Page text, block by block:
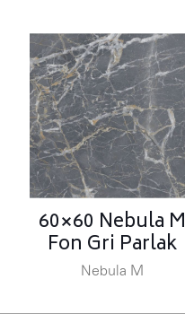
60×60 Nebula M
Fon Gri Parlak
Nebula M